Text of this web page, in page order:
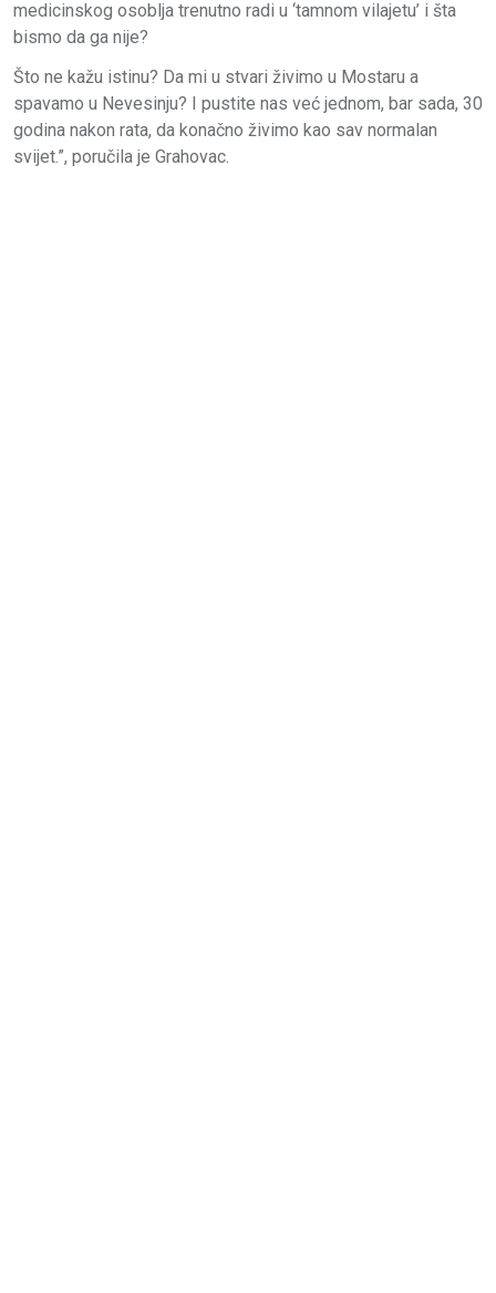
medicinskog osoblja trenutno radi u ‘tamnom vilajetu’ i šta
bismo da ga nije?
Što ne kažu istinu? Da mi u stvari živimo u Mostaru a
spavamo u Nevesinju? I pustite nas već jednom, bar sada, 30
godina nakon rata, da konačno živimo kao sav normalan
svijet.”, poručila je Grahovac.